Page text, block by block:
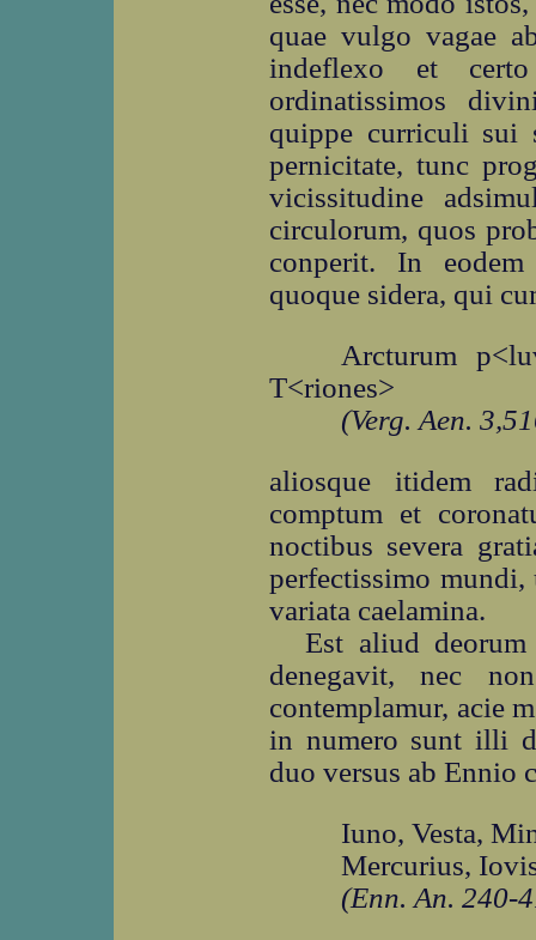
quae vulgo vagae
indeflexo et
ordinatissimos
quippe curriculi sui
pernicitate, tunc
vicissitudine
circulorum, quos
conperit. In
quoque sidera, qui
Arcturum
T<riones>
(Verg. Aen.
aliosque itidem
comptum et
noctibus severa
perfectissimo
variata caelamina.
Est aliud
denegavit, nec
contemplamur, acie
in numero sunt illi
duo versus ab Ennio
Iuno, Vesta,
Mercurius,
(Enn. An. 240-